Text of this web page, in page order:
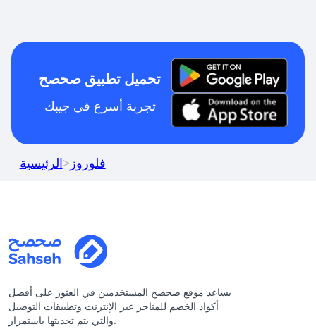
تحميل تطبيق صحصح
تجربة أسرع في جيبك
الرئيسية> فلوروز
يساعد موقع صحصح المستخدمين في العثور على أفضل
أكواد الخصم للمتاجر عبر الإنترنت وتطبيقات التوصيل
والتي يتم تحديثها باستمرار.